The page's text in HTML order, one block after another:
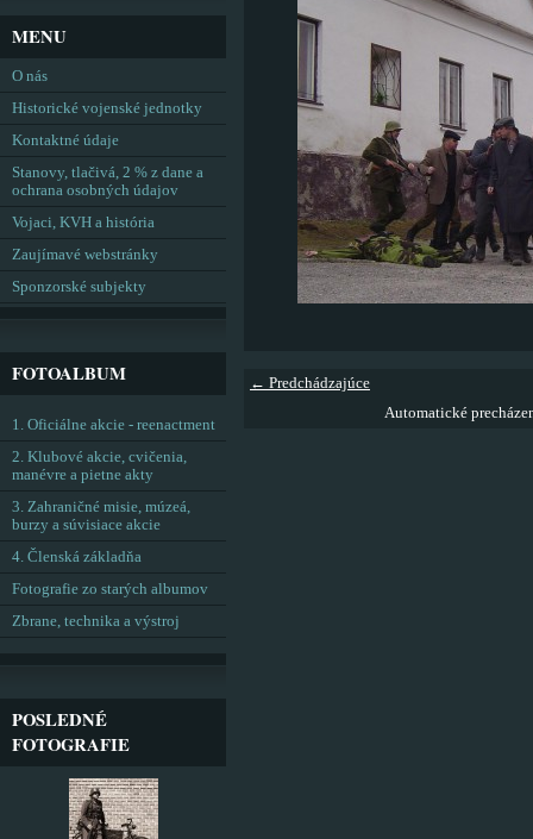
← Predchádzajúce
Automatické
MENU
O nás
Historické vojenské jednotky
Kontaktné údaje
Stanovy, tlačivá, 2 % z dane a
ochrana osobných údajov
Vojaci, KVH a história
Zaujímavé webstránky
Sponzorské subjekty
FOTOALBUM
1. Oficiálne akcie - reenactment
2. Klubové akcie, cvičenia,
manévre a pietne akty
3. Zahraničné misie, múzeá,
burzy a súvisiace akcie
4. Členská základňa
Fotografie zo starých albumov
Zbrane, technika a výstroj
POSLEDNÉ
FOTOGRAFIE